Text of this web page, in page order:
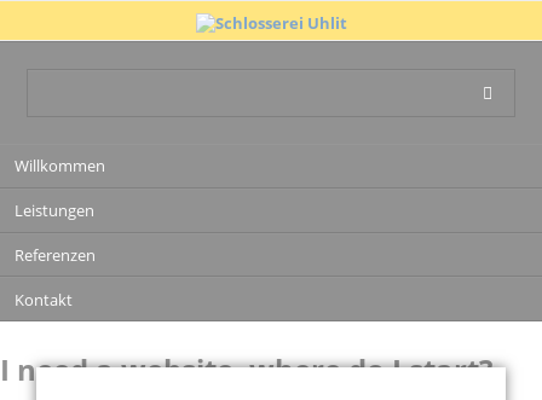
Navigation
überspringen
Willkommen
Leistungen
Referenzen
Kontakt
I need a website, where do I start?